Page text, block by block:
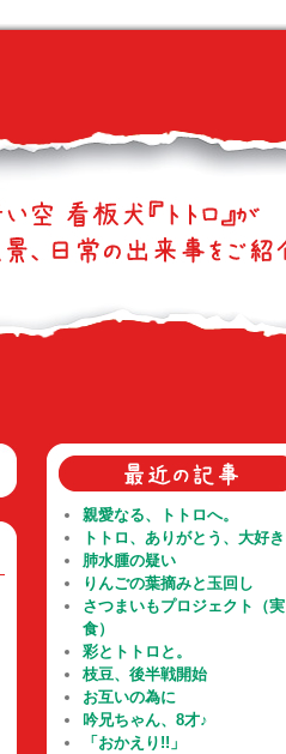
親愛なる、トトロへ。
トトロ、ありがとう、大好き
肺水腫の疑い
りんごの葉摘みと玉回し
さつまいもプロジェクト（実
食）
彩とトトロと。
枝豆、後半戦開始
お互いの為に
吟兄ちゃん、8才♪
「おかえり!!」